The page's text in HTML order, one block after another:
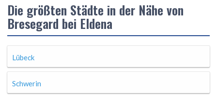
Die größten Städte in der Nähe von
Bresegard bei Eldena
Lübeck
Schwerin